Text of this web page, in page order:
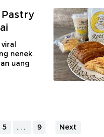
nenek.
uang
5 ... 9 Next